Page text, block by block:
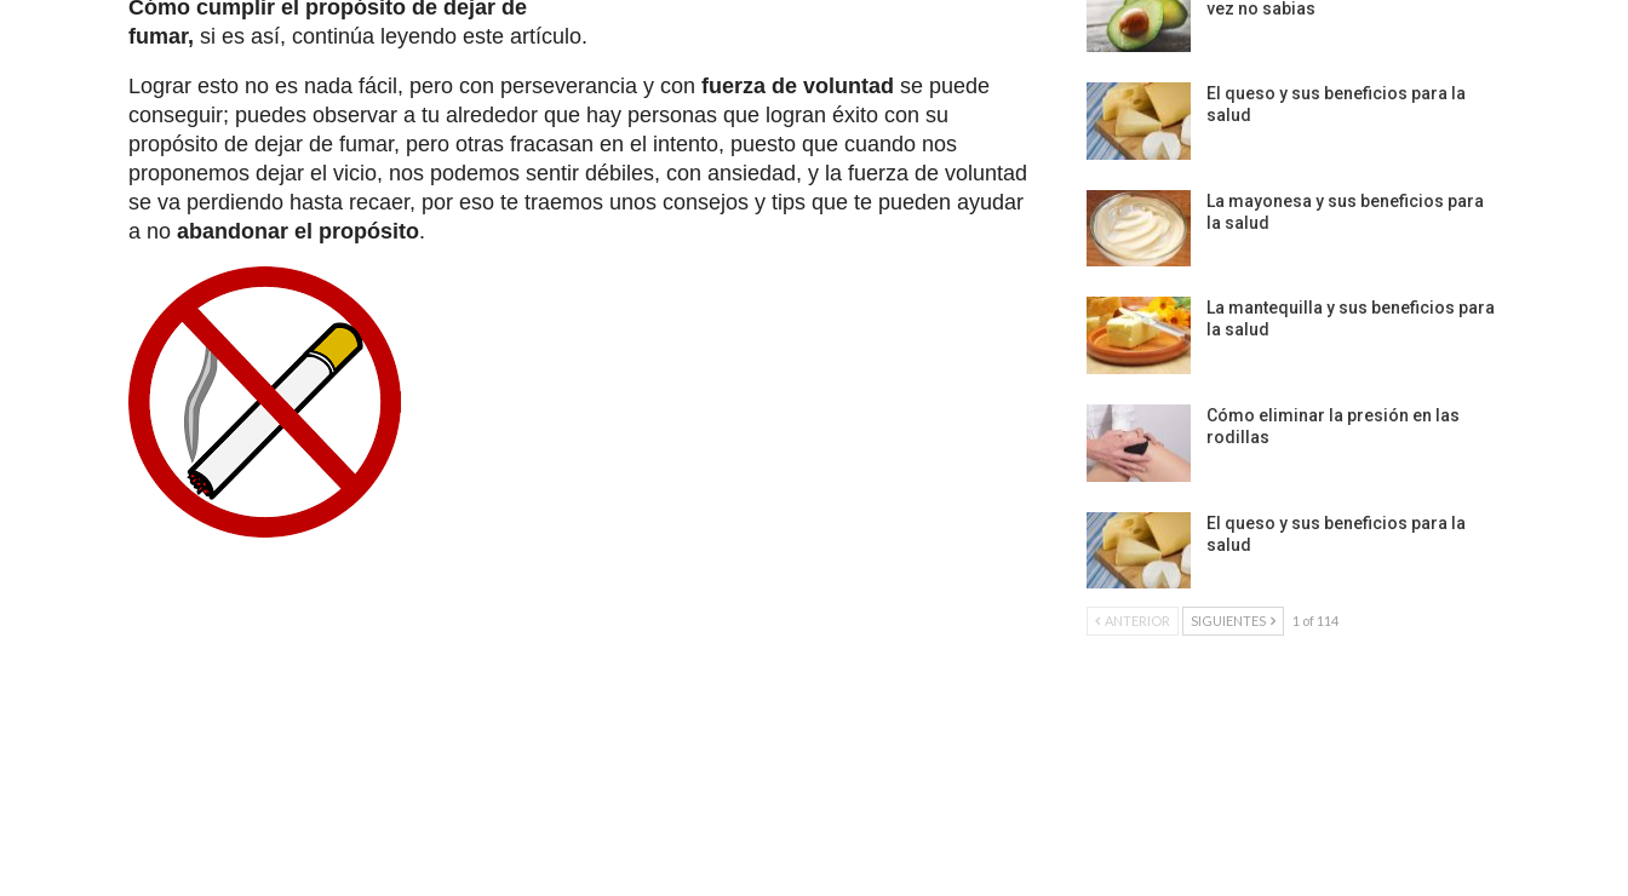
Cómo cumplir el propósito de dejar de
fumar, si es así, continúa leyendo este artículo.
Lograr esto no es nada fácil, pero con perseverancia y con fuerza de voluntad se puede
conseguir; puedes observar a tu alrededor que hay personas que logran éxito con su
propósito de dejar de fumar, pero otras fracasan en el intento, puesto que cuando nos
proponemos dejar el vicio, nos podemos sentir débiles, con ansiedad, y la fuerza de voluntad
se va perdiendo hasta recaer, por eso te traemos unos consejos y tips que te pueden ayudar
a no abandonar el propósito.
vez no sabias
El queso y sus beneficios para la
salud
La mayonesa y sus beneficios para
la salud
La mantequilla y sus beneficios para
la salud
Cómo eliminar la presión en las
rodillas
El queso y sus beneficios para la
salud
ANTERIOR SIGUIENTES 1 of 114